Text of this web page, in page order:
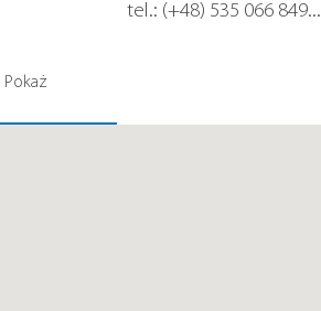
Pokaż
tel.: (+48) 535 066 849...